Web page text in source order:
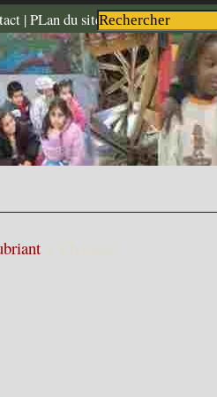
|PLan du site|Retour à l'accueil
>